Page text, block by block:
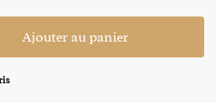
Ajouter au panier